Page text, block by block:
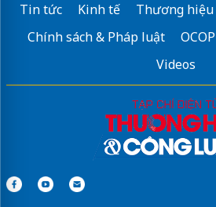
Tin tức Kinh tế Thương hiệu
Chính sách & Pháp luật
OCOP
Videos